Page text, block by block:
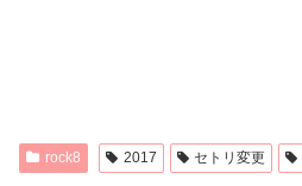
rock8 2017 セトリ変更